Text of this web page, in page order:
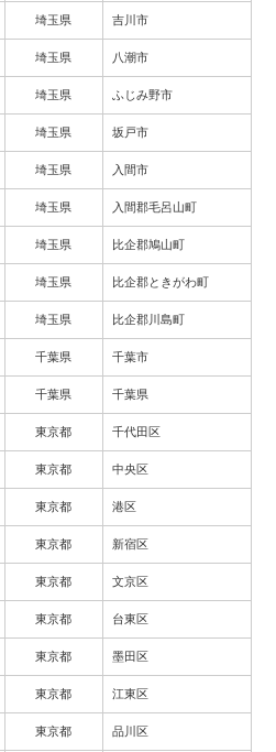
埼玉県 吉川市
埼玉県 八潮市
埼玉県 ふじみ野市
埼玉県 坂戸市
埼玉県 入間市
埼玉県 入間郡毛呂山町
埼玉県 比企郡鳩山町
埼玉県 比企郡ときがわ町
埼玉県 比企郡川島町
千葉県 千葉市
千葉県 千葉県
東京都 千代田区
東京都 中央区
東京都 港区
東京都 新宿区
東京都 文京区
東京都 台東区
東京都 墨田区
東京都 江東区
東京都 品川区